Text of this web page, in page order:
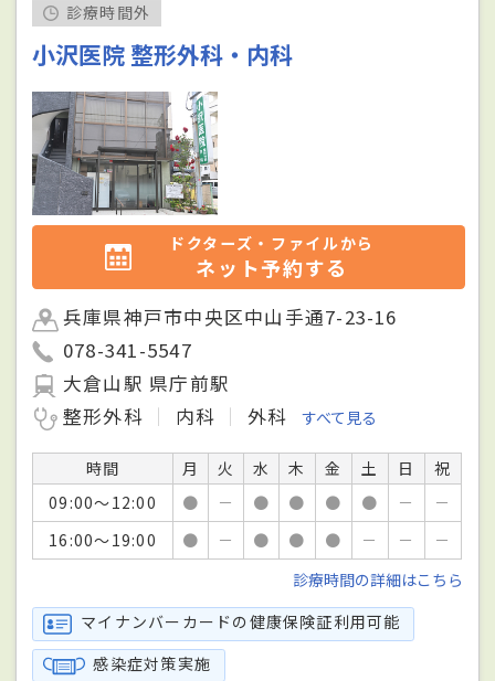
診療時間外
小沢医院 整形外科・内科
ドクターズ・ファイルから
ネット予約する
兵庫県神戸市中央区中山手通7-23-16
078-341-5547
大倉山駅 県庁前駅
整形外科
内科 外科 すべて見る
時間 月 火 水 木 金 土 日
祝
09:00～12:00
● － ● ● ● ● －
－
16:00～19:00
● － ● ● ● － －
－
診療時間の詳細はこちら
マイナンバーカードの健康保険証利用可能
感染症対策実施